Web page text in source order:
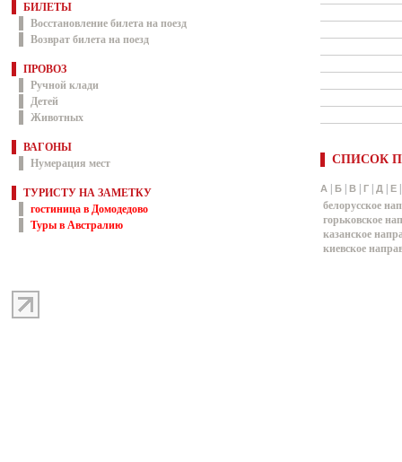
БИЛЕТЫ
Восстановление билета на поезд
Возврат билета на поезд
ПРОВОЗ
Ручной клади
Детей
Животных
ВАГОНЫ
Нумерация мест
ТУРИСТУ НА ЗАМЕТКУ
гостиница в Домодедово
Туры в Австралию
СПИСОК
А Б В Г Д Е
белорусское
горьковское
казанское
киевское